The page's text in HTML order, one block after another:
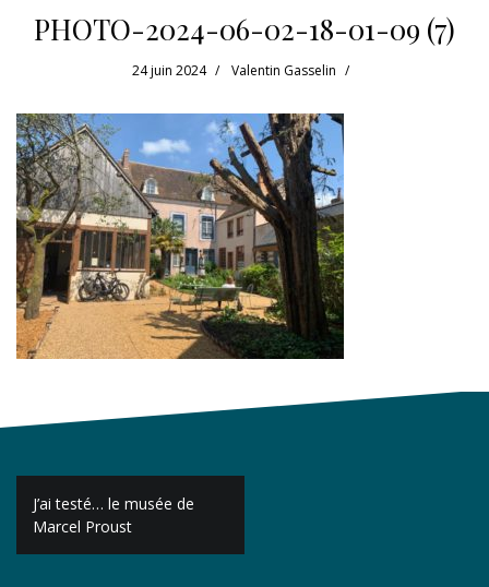
PHOTO-2024-06-02-18-01-09 (7)
24 juin 2024 Valentin Gasselin
Navigation
de
l’article
J’ai testé… le musée de
Marcel Proust